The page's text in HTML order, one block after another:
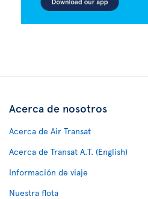
Acerca de nosotros
Acerca de Air Transat
Acerca de Transat A.T. (English)
Información de viaje
Nuestra flota